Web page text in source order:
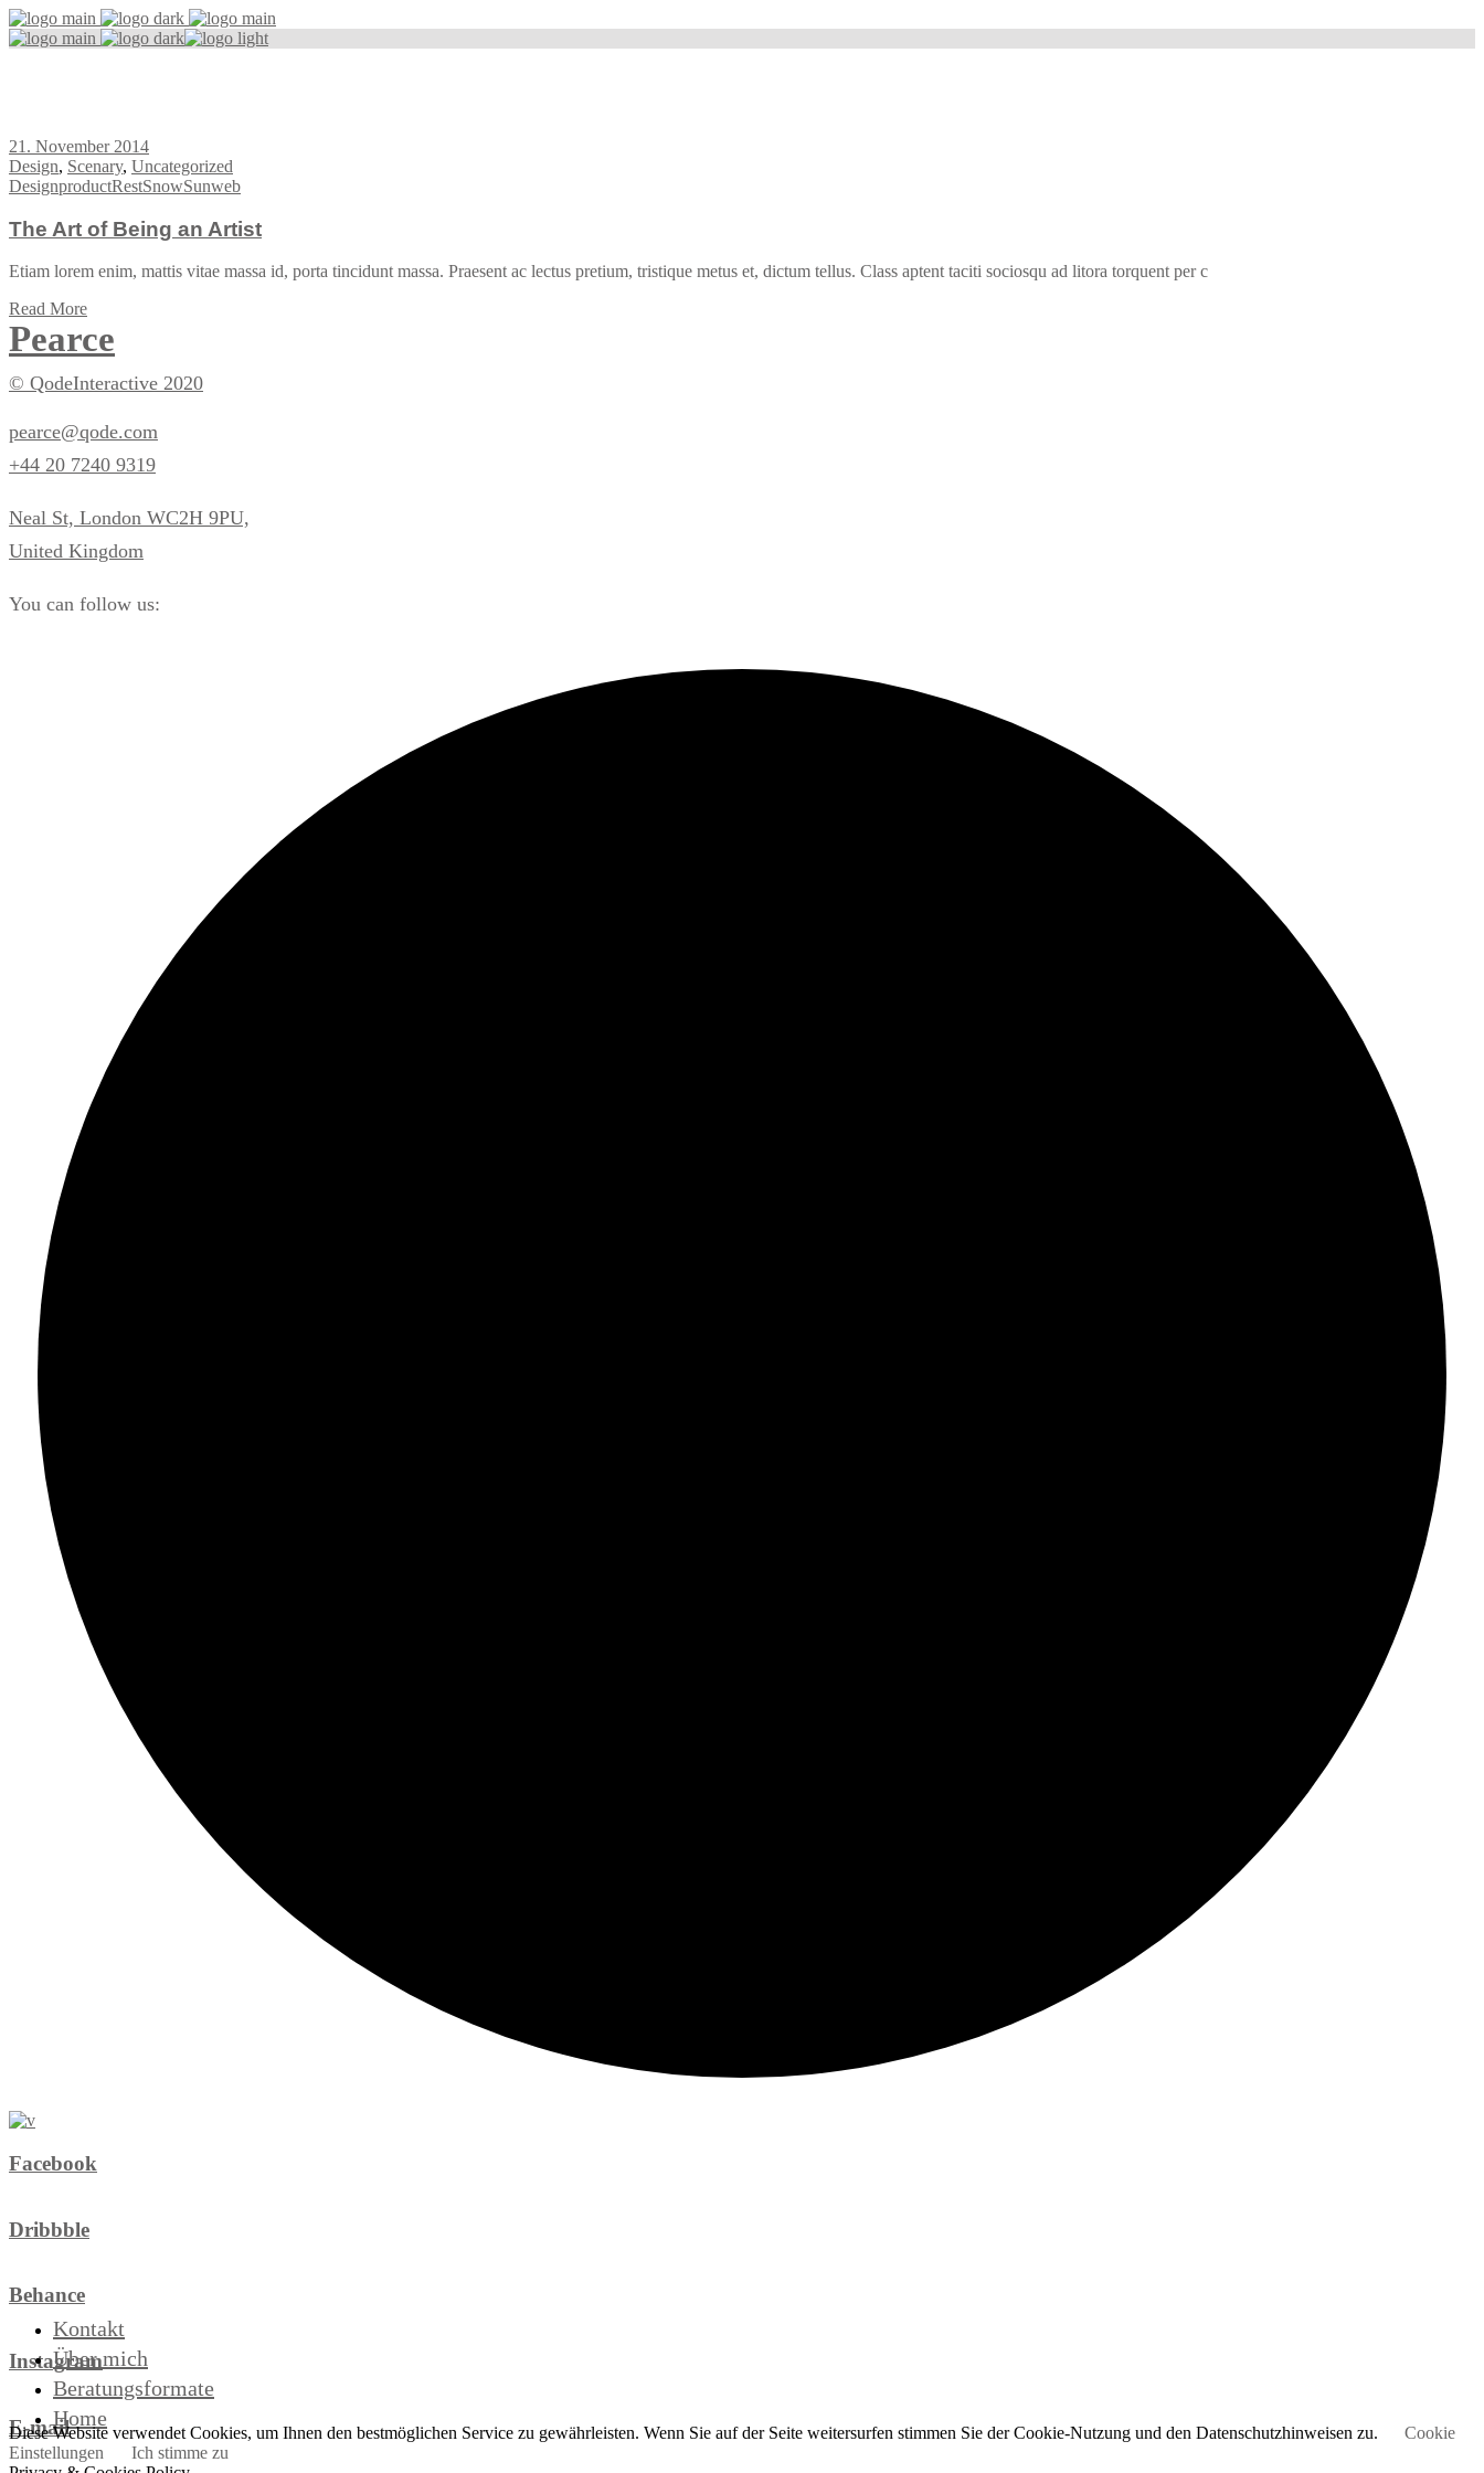
21. November 2014
Design, Scenary, Uncategorized
DesignproductRestSnowSunweb
The Art of Being an Artist
Etiam lorem enim, mattis vitae massa id, porta tincidunt massa. Praesent ac lectus pretium, tristique metus et, dictum tellus. Class aptent taciti sociosqu ad litora torquent per c
Read More
Pearce
© QodeInteractive 2020
pearce@qode.com
+44 20 7240 9319
Neal St, London WC2H 9PU,
United Kingdom
You can follow us:
Facebook
Dribbble
Behance
Instagram
E-mailHome
Beratungsformate
Über mich
Kontakt
Diese Website verwendet Cookies, um Ihnen den bestmöglichen Service zu gewährleisten. Wenn Sie auf der Seite weitersurfen stimmen Sie der Cookie-Nutzung und den Datenschutzhinweisen zu.
Cookie
Einstellungen
Ich stimme zu